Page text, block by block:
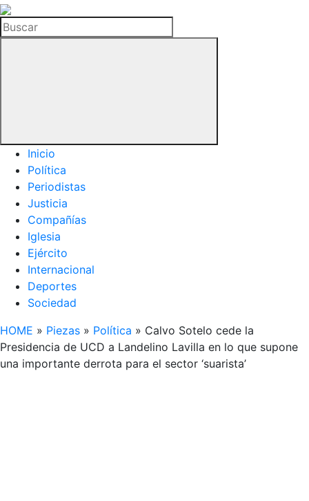
La
Hemeroteca
del
Buscar
Inicio
Política
Periodistas
Justicia
Compañías
Iglesia
Ejército
Internacional
Deportes
Sociedad
HOME » Piezas » Política » Calvo Sotelo cede la
Presidencia de UCD a Landelino Lavilla en lo que supone
una importante derrota para el sector ‘suarista’